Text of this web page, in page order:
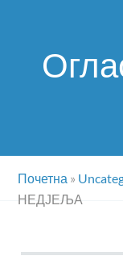
Почетна »
НЕДЈЕЉА